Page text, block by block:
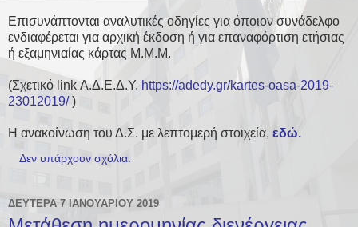
Επισυνάπτονται αναλυτικές οδηγίες για όποιον συνάδελφο
ενδιαφέρεται για αρχική έκδοση ή για επαναφόρτιση ετήσιας
ή εξαμηνιαίας κάρτας Μ.Μ.Μ.
(Σχετικό link Α.Δ.Ε.Δ.Υ. https://adedy.gr/kartes-oasa-2019-
23012019/)
Η ανακοίνωση του Δ.Σ. με λεπτομερή στοιχεία, εδώ.
Δεν υπάρχουν σχόλια:
ΔΕΥΤΈΡΑ 7 ΙΑΝΟΥΑΡΊΟΥ 2019